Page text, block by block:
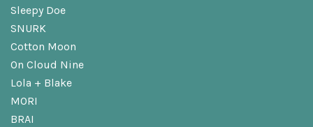
Sleepy Doe
SNURK
Cotton Moon
On Cloud Nine
Lola + Blake
MORI
BRAI